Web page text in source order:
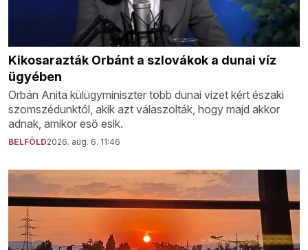
Kikosarazták Orbánt a szlovákok a dunai víz
ügyében
Orbán Anita külügyminiszter több dunai vizet kért északi
szomszédunktól, akik azt válaszolták, hogy majd akkor
adnak, amikor eső esik.
BELFÖLD2026. aug. 6. 11:46